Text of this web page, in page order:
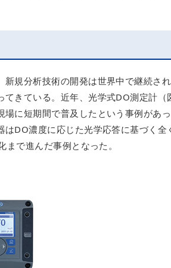
規分析技術の開発は世界中で継続さ
きている。近年、光学式DO測定計（
に短期間で普及したという事例があっ
DO濃度に応じた光学応答に基づく全
で進んだ事例となった。